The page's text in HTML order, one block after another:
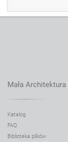
Mała Architektura
Katalog
FAQ
Biblioteka plików